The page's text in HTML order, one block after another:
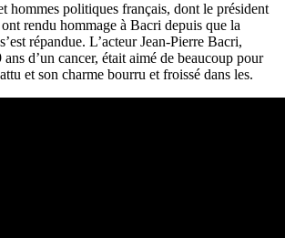
hommes politiques français, dont le président
rendu hommage à Bacri depuis que la
répandue. L’acteur Jean-Pierre Bacri,
ans d’un cancer, était aimé de beaucoup pour
et son charme bourru et froissé dans les.